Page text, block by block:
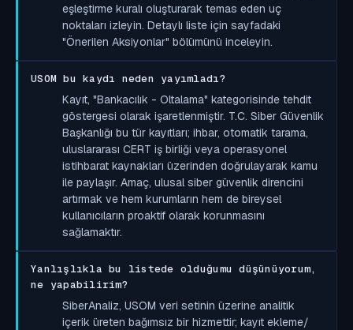
eşleştirme kuralı oluşturarak temas eden uç
noktaları izleyin. Detaylı liste için sayfadaki
"Önerilen Aksiyonlar" bölümünü inceleyin.
USOM bu kaydı neden yayımladı?
Kayıt, "Bankacılık - Oltalama" kategorisinde tehdit
göstergesi olarak işaretlenmiştir. T.C. Siber Güvenlik
Başkanlığı bu tür kayıtları; ihbar, otomatik tarama,
uluslararası CERT iş birliği veya operasyonel
istihbarat kaynakları üzerinden doğrulayarak kamu
ile paylaşır. Amaç, ulusal siber güvenlik direncini
artırmak ve hem kurumların hem de bireysel
kullanıcıların proaktif olarak korunmasını
sağlamaktır.
Yanlışlıkla bu listede olduğumu düşünüyorum,
ne yapabilirim?
SiberAnaliz, USOM veri setinin üzerine analitik
içerik üreten bağımsız bir hizmettir; kayıt ekleme/